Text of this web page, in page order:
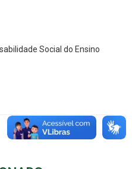
Social do Ensino